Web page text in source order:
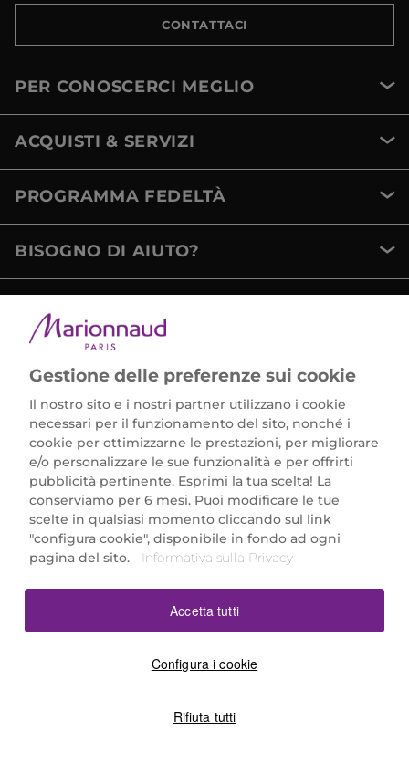
CONTATTACI
PER CONOSCERCI MEGLIO
ACQUISTI & SERVIZI
PROGRAMMA FEDELTÀ
BISOGNO DI AIUTO?
Marionnaud Parfumeries Italia S.r.l.
Largo Fiera Milano 5, 20017 Rho (MI)
REA Milano 1650024 con P.IVA 13425220152.
SCARICA LA NOSTRA APP
Gestione delle preferenze sui cookie
Il nostro sito e i nostri partner utilizzano i cookie
necessari per il funzionamento del sito, nonché i
cookie per ottimizzarne le prestazioni, per migliorare
e/o personalizzare le sue funzionalità e per offrirti
pubblicità pertinente. Esprimi la tua scelta! La
conserviamo per 6 mesi. Puoi modificare le tue
scelte in qualsiasi momento cliccando sul link
"configura cookie", disponibile in fondo ad ogni
pagina del sito.
Informativa sulla Privacy
Configura i cookie
Rifiuta tutti
Accetta tutti